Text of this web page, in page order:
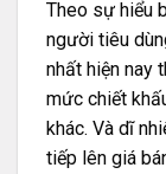
Theo sự hiểu
người tiêu
nhất hiện nay
mức chiết
khác. Và dĩ
tiếp lên giá